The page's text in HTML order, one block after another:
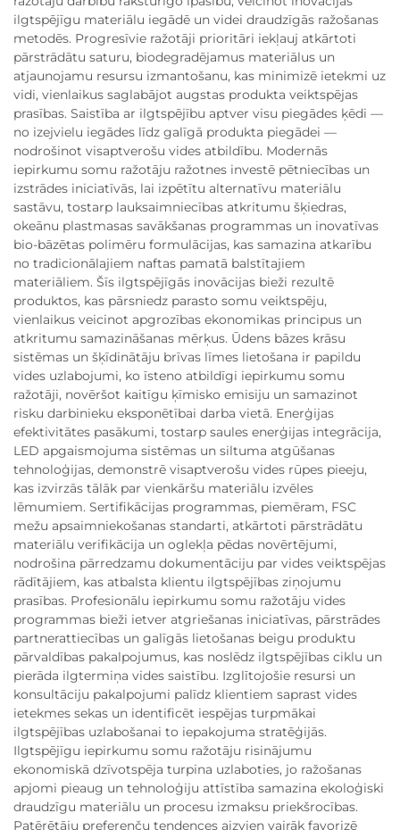
ilgtspējīgu materiālu iegādē un videi draudzīgās ražošanas
metodēs. Progresīvie ražotāji prioritāri iekļauj atkārtoti
pārstrādātu saturu, biodegradējamus materiālus un
atjaunojamu resursu izmantošanu, kas minimizē ietekmi uz
vidi, vienlaikus saglabājot augstas produkta veiktspējas
prasības. Saistība ar ilgtspējību aptver visu piegādes ķēdi —
no izejvielu iegādes līdz galīgā produkta piegādei —
nodrošinot visaptverošu vides atbildību. Modernās
iepirkumu somu ražotāju ražotnes investē pētniecības un
izstrādes iniciatīvās, lai izpētītu alternatīvu materiālu
sastāvu, tostarp lauksaimniecības atkritumu šķiedras,
okeānu plastmasas savākšanas programmas un inovatīvas
bio-bāzētas polimēru formulācijas, kas samazina atkarību
no tradicionālajiem naftas pamatā balstītajiem
materiāliem. Šīs ilgtspējīgās inovācijas bieži rezultē
produktos, kas pārsniedz parasto somu veiktspēju,
vienlaikus veicinot apgrozības ekonomikas principus un
atkritumu samazināšanas mērķus. Ūdens bāzes krāsu
sistēmas un šķīdinātāju brīvas līmes lietošana ir papildu
vides uzlabojumi, ko īsteno atbildīgi iepirkumu somu
ražotāji, novēršot kaitīgu ķīmisko emisiju un samazinot
risku darbinieku eksponētībai darba vietā. Enerģijas
efektivitātes pasākumi, tostarp saules enerģijas integrācija,
LED apgaismojuma sistēmas un siltuma atgūšanas
tehnoloģijas, demonstrē visaptverošu vides rūpes pieeju,
kas izvirzās tālāk par vienkāršu materiālu izvēles
lēmumiem. Sertifikācijas programmas, piemēram, FSC
mežu apsaimniekošanas standarti, atkārtoti pārstrādātu
materiālu verifikācija un oglekļa pēdas novērtējumi,
nodrošina pārredzamu dokumentāciju par vides veiktspējas
rādītājiem, kas atbalsta klientu ilgtspējības ziņojumu
prasības. Profesionālu iepirkumu somu ražotāju vides
programmas bieži ietver atgriešanas iniciatīvas, pārstrādes
partnerattiecības un galīgās lietošanas beigu produktu
pārvaldības pakalpojumus, kas noslēdz ilgtspējības ciklu un
pierāda ilgtermiņa vides saistību. Izglītojošie resursi un
konsultāciju pakalpojumi palīdz klientiem saprast vides
ietekmes sekas un identificēt iespējas turpmākai
ilgtspējības uzlabošanai to iepakojuma stratēģijās.
Ilgtspējīgu iepirkumu somu ražotāju risinājumu
ekonomiskā dzīvotspēja turpina uzlaboties, jo ražošanas
apjomi pieaug un tehnoloģiju attīstība samazina ekoloģiski
draudzīgu materiālu un procesu izmaksu priekšrocības.
Patērētāju preferenču tendences aizvien vairāk favorizē